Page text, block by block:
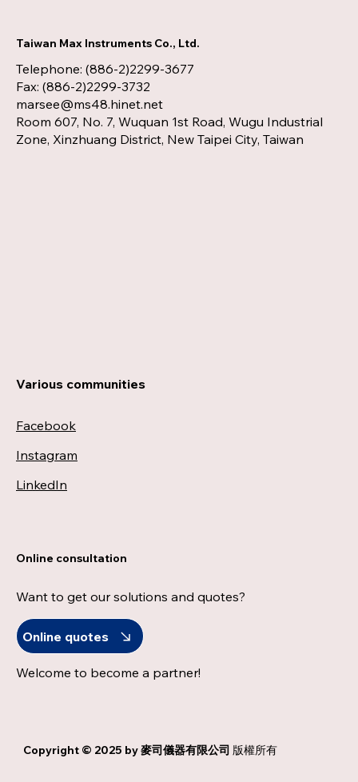
Taiwan Max Instruments Co., Ltd.
Telephone: (886-2)2299-3677
Fax: (886-2)2299-3732
marsee@ms48.hinet.net
Room 607, No. 7, Wuquan 1st Road, Wugu Industrial
Zone, Xinzhuang District, New Taipei City, Taiwan
Various communities
Facebook
Instagram
LinkedIn
Online consultation
Want to get our solutions and quotes?
Online quotes
Welcome to become a partner!
Copyright © 2025 by麥司儀器有限公司 版權所有